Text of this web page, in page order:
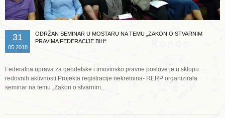
31
05.2018
ODRŽAN SEMINAR U MOSTARU NA TEMU „ZAKON O STVARNIM
PRAVIMA FEDERACIJE BIH“
Federalna uprava za geodetske i imovinsko pravne poslove je u sklopu
redovnih aktivnosti Projekta registracije nekretnina- RERP organizirala
seminar na temu „Zakon o stvarnim...Opširnije ...